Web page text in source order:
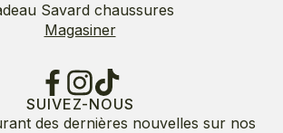
Savard chaussures
Magasiner
SUIVEZ-NOUS
des dernières nouvelles sur nos